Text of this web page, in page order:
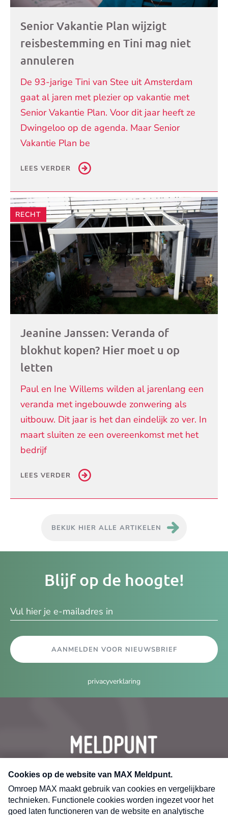
Senior Vakantie Plan wijzigt
reisbestemming en Tini mag niet
annuleren
De 93-jarige Tini van Stee uit Amsterdam
gaat al jaren met plezier op vakantie met
Senior Vakantie Plan. Voor dit jaar heeft ze
Dwingeloo op de agenda. Maar Senior
Vakantie Plan be
LEES VERDER
RECHT
Jeanine Janssen: Veranda of
blokhut kopen? Hier moet u op
letten
Paul en Ine Willems wilden al jarenlang een
veranda met ingebouwde zonwering als
uitbouw. Dit jaar is het dan eindelijk zo ver. In
maart sluiten ze een overeenkomst met het
bedrijf
LEES VERDER
BEKIJK HIER ALLE ARTIKELEN
Blijf op de hoogte!
AANMELDEN VOOR NIEUWSBRIEF
privacyverklaring
CONTACT